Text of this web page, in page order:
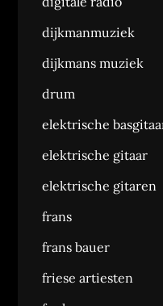
dijkmanmuziek
dijkmans muziek
drum
elektrische
elektrische gitaar
elektrische gitaren
frans
frans bauer
friese artiesten